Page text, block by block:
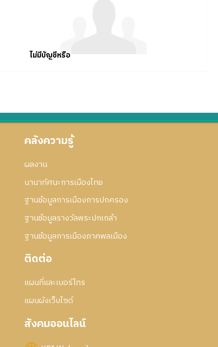
ไม่มีบัญชีหรือ
คลังความรู้
ผลงาน
นานาทัศนะการเมืองไทย
ฐานข้อมูลการเมืองการปกครอง
ฐานข้อมูลรางวัลพระปกเกล้า
ฐานข้อมูลการเมืองภาคพลเมือง
ติดต่อ
แผนที่และเบอร์โทร
แผนผังเว็บไซด์
สังคมออนไลน์